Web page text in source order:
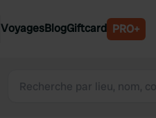
Slovénie
VoyagesBlogGiftcard PRO+